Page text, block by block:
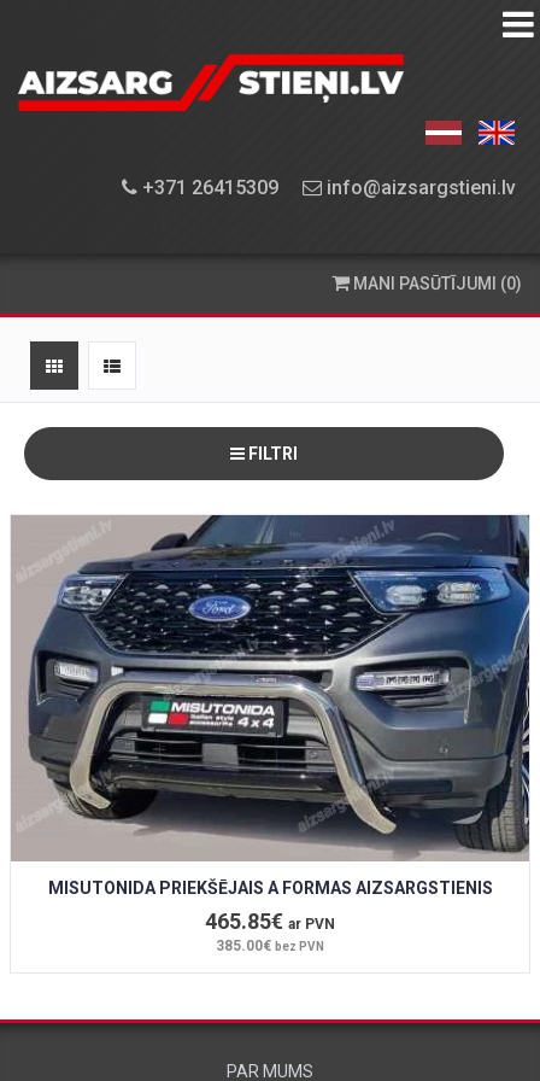
+371 26415309 info@aizsargstieni.lv
AIZSARGSTIEŅU
APRĪKOJUMA
PIEGĀDE
KONTAKTINFORMĀCIJA
MANI PASŪTĪJUMI (0)
FILTRI
MISUTONIDA PRIEKŠĒJAIS A FORMAS AIZSARGSTIENIS
465.85€ ar PVN
385.00€ bez PVN
PAR MUMS